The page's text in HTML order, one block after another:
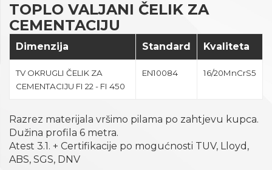
TOPLO VALJANI ČELIK ZA
CEMENTACIJU
Dimenzija Standard Kvaliteta
TV OKRUGLI ČELIK ZA
CEMENTACIJU FI 22 - FI 450
EN10084 16/20MnCrS5
Razrez materijala vršimo pilama po zahtjevu kupca.
Dužina profila 6 metra.
Atest 3.1. + Certifikacije po mogućnosti TUV, Lloyd,
ABS, SGS, DNV